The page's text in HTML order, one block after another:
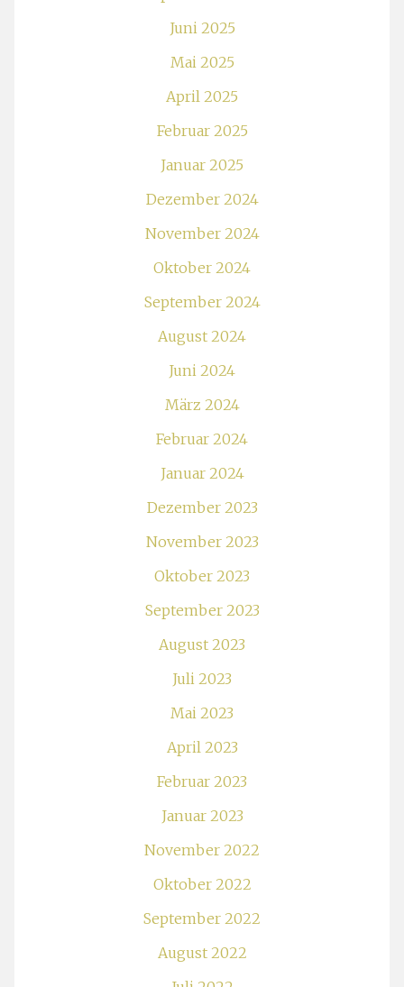
Juni 2025
Mai 2025
April 2025
Februar 2025
Januar 2025
Dezember 2024
November 2024
Oktober 2024
September 2024
August 2024
Juni 2024
März 2024
Februar 2024
Januar 2024
Dezember 2023
November 2023
Oktober 2023
September 2023
August 2023
Juli 2023
Mai 2023
April 2023
Februar 2023
Januar 2023
November 2022
Oktober 2022
September 2022
August 2022